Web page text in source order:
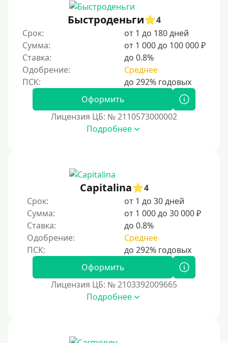
Быстроденьги
4
Срок:
от 1 до 180 дней
Сумма:
от 1 000 до 100 000 ₽
Ставка:
до 0.8%
Одобрение:
Среднее
Оформить
Лицензия ЦБ: № 2110573000002
Подробнее
Capitalina
4
Срок:
от 1 до 30 дней
Сумма:
от 1 000 до 30 000 ₽
Ставка:
до 0.8%
Одобрение:
Среднее
Оформить
Лицензия ЦБ: № 2103392009665
Подробнее